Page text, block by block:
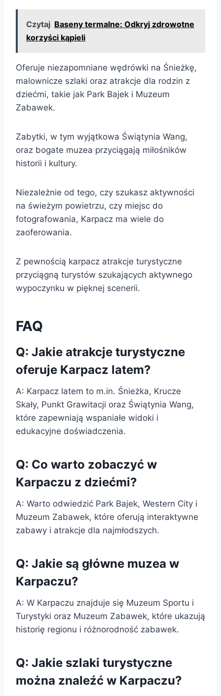
Czytaj Baseny termalne: Odkryj zdrowotne
korzyści kąpieli
Oferuje niezapomniane wędrówki na Śnieżkę,
malownicze szlaki oraz atrakcje dla rodzin z
dziećmi, takie jak Park Bajek i Muzeum
Zabawek.
Zabytki, w tym wyjątkowa Świątynia Wang,
oraz bogate muzea przyciągają miłośników
historii i kultury.
Niezależnie od tego, czy szukasz aktywności
na świeżym powietrzu, czy miejsc do
fotografowania, Karpacz ma wiele do
zaoferowania.
Z pewnością karpacz atrakcje turystyczne
przyciągną turystów szukających aktywnego
wypoczynku w pięknej scenerii.
FAQ
Q: Jakie atrakcje turystyczne
oferuje Karpacz latem?
A: Karpacz latem to m.in. Śnieżka, Krucze
Skały, Punkt Grawitacji oraz Świątynia Wang,
które zapewniają wspaniałe widoki i
edukacyjne doświadczenia.
Q: Co warto zobaczyć w
Karpaczu z dziećmi?
A: Warto odwiedzić Park Bajek, Western City i
Muzeum Zabawek, które oferują interaktywne
zabawy i atrakcje dla najmłodszych.
Q: Jakie są główne muzea w
Karpaczu?
A: W Karpaczu znajduje się Muzeum Sportu i
Turystyki oraz Muzeum Zabawek, które ukazują
historię regionu i różnorodność zabawek.
Q: Jakie szlaki turystyczne
można znaleźć w Karpaczu?